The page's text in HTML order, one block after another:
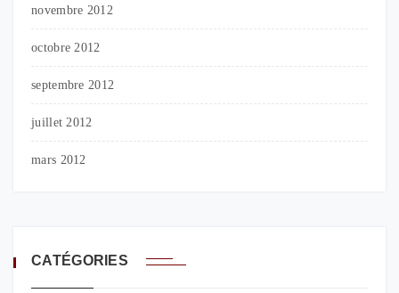
novembre 2012
octobre 2012
septembre 2012
juillet 2012
mars 2012
CATÉGORIES